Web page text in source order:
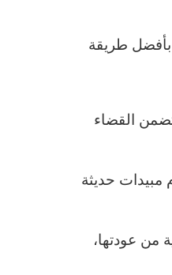
طريقة
القضاء
حديثة
من عودتها،